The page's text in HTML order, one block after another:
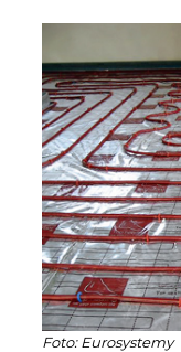
Foto: Eurosystemy